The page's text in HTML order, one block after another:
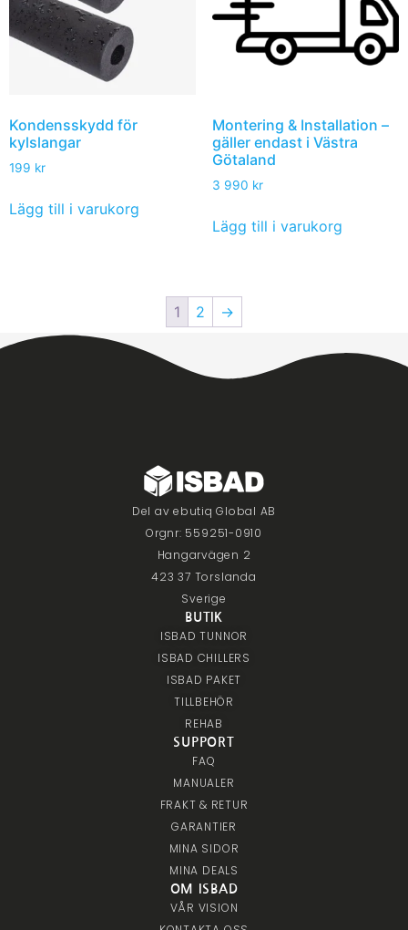
Kondensskydd för
kylslangar
199 kr
Lägg till i varukorg
Montering & Installation –
gäller endast i Västra
Götaland
3 990 kr
Lägg till i varukorg
1 2 →
Del av ebutiq Global AB
Orgnr: 559251-0910
Hangarvägen 2
423 37 Torslanda
Sverige
BUTIK
ISBAD TUNNOR
ISBAD CHILLERS
ISBAD PAKET
TILLBEHÖR
REHAB
SUPPORT
FAQ
MANUALER
FRAKT & RETUR
GARANTIER
MINA SIDOR
MINA DEALS
OM ISBAD
VÅR VISION